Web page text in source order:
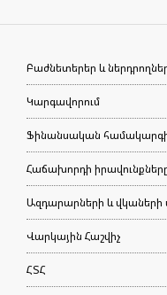
Բաժնետերեր և
Կարգավորում
Ֆինանսական
Հաճախորդի
Ազդարարների և
Վարկային Հաշվիչ
ՀՏՀ